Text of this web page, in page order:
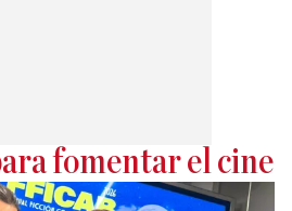
fomentar el cine